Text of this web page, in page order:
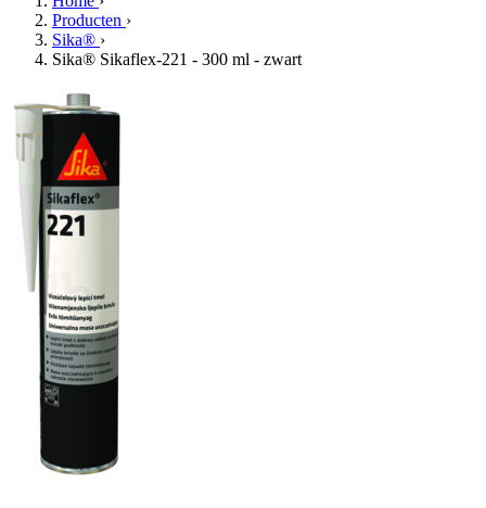
Producten ›
Sika® ›
Sika® Sikaflex-221 - 300 ml - zwart